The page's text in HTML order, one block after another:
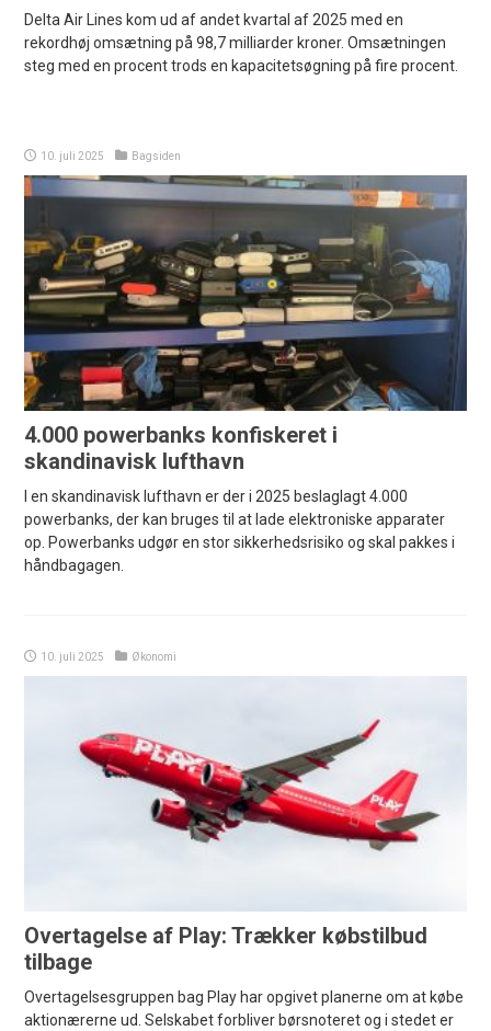
Delta Air Lines kom ud af andet kvartal af 2025 med en
rekordhøj omsætning på 98,7 milliarder kroner. Omsætningen
steg med en procent trods en kapacitetsøgning på fire procent.
10. juli 2025 Bagsiden
4.000 powerbanks konfiskeret i
skandinavisk lufthavn
I en skandinavisk lufthavn er der i 2025 beslaglagt 4.000
powerbanks, der kan bruges til at lade elektroniske apparater
op. Powerbanks udgør en stor sikkerhedsrisiko og skal pakkes i
håndbagagen.
10. juli 2025 Økonomi
Overtagelse af Play: Trækker købstilbud
tilbage
Overtagelsesgruppen bag Play har opgivet planerne om at købe
aktionærerne ud. Selskabet forbliver børsnoteret og i stedet er